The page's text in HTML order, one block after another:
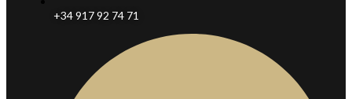
+34 917 92 74 71